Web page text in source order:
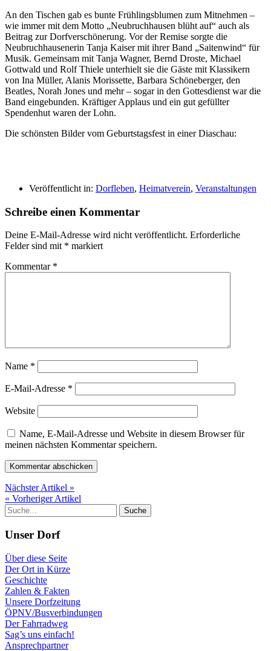
An den Tischen gab es bunte Frühlingsblumen zum Mitnehmen –
wie immer mit dem Motto „Neubruchhausen blüht auf“ auch als
Beitrag zur Dorfverschönerung. Vor der Remise sorgte die
Neubruchhausenerin Tanja Kaiser mit ihrer Band „Saitenwind“ für
Musik. Gemeinsam mit Tanja Wagner, Bernd Droste, Michael
Gottwald und Rolf Thiele unterhielt sie die Gäste mit Klassikern
von Ina Müller, Alanis Morissette, Barbara Schöneberger, den
Beatles, Norah Jones und mehr – sogar in den Gottesdienst war die
Band eingebunden. Kräftiger Applaus und ein gut gefüllter
Spendenhut waren der Lohn.
Die schönsten Bilder vom Geburtstagsfest in einer Diaschau:
Veröffentlicht in: Dorfleben, Heimatverein, Veranstaltungen
Schreibe einen Kommentar
Deine E-Mail-Adresse wird nicht veröffentlicht. Erforderliche
Felder sind mit * markiert
Kommentar *
Name *
E-Mail-Adresse *
Website
Name, E-Mail-Adresse und Website in diesem Browser für
meinen nächsten Kommentar speichern.
Nächster Artikel »
« Vorheriger Artikel
Unser Dorf
Über diese Seite
Der Ort in Kürze
Geschichte
Zahlen & Fakten
Unsere Dorfzeitung
ÖPNV/Busverbindungen
Der Fahrradweg
Sag’s uns einfach!
Ansprechpartner